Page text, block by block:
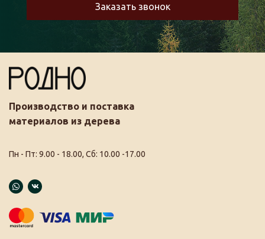
Заказать звонок
Производство и поставка
материалов из дерева
Пн - Пт: 9.00 - 18.00, Сб: 10.00 -17.00